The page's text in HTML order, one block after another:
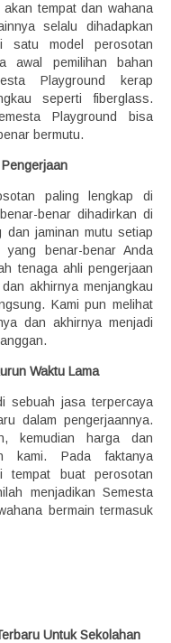
tempat dan wahana
selalu dihadapkan
satu model perosotan
awal pemilihan bahan
Playground kerap
seperti fiberglass.
Playground bisa
bermutu.
paling lengkap di
benar dihadirkan di
dan jaminan mutu setiap
benar-benar Anda
tenaga ahli pengerjaan
akhirnya menjangkau
Kami pun melihat
dan akhirnya menjadi
Waktu Lama
sebuah jasa terpercaya
dalam pengerjaannya.
kemudian harga dan
kami. Pada faktanya
tempat buat perosotan
menjadikan Semesta
bermain termasuk
Untuk Sekolahan